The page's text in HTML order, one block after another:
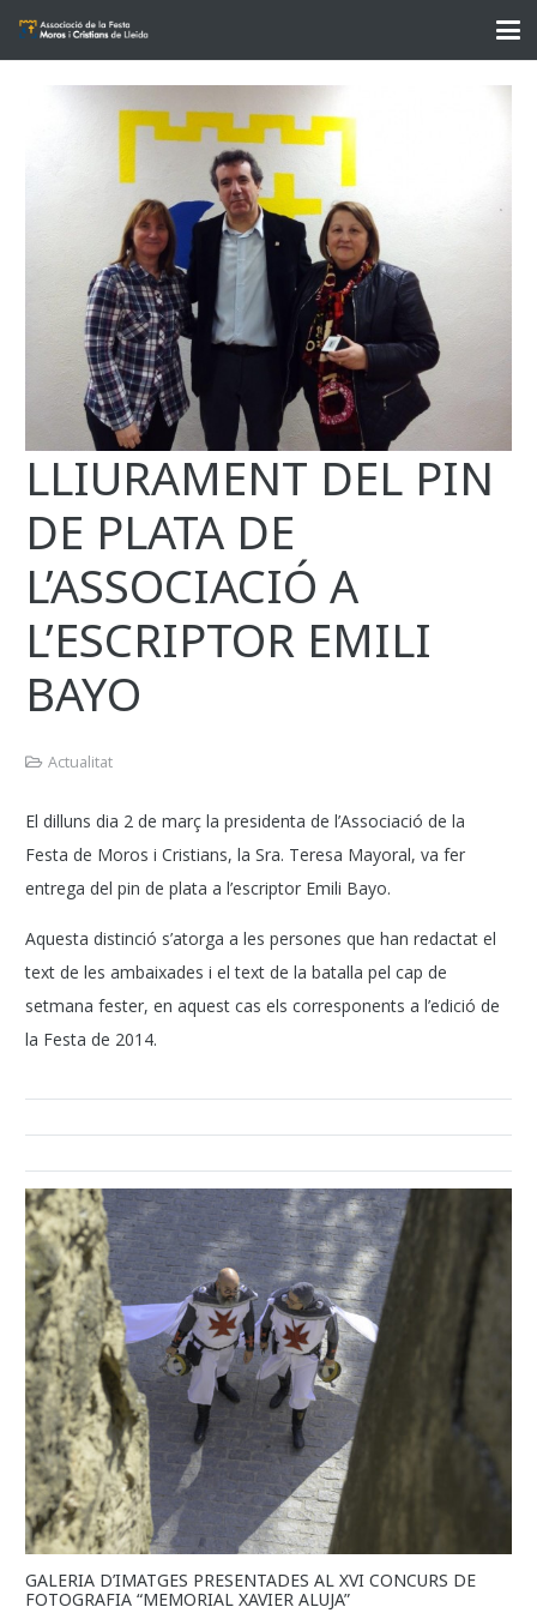
LLIURAMENT DEL PIN
DE PLATA DE
L’ASSOCIACIÓ A
L’ESCRIPTOR EMILI
BAYO
Actualitat
El dilluns dia 2 de març la presidenta de l’Associació de la
Festa de Moros i Cristians, la Sra. Teresa Mayoral, va fer
entrega del pin de plata a l’escriptor Emili Bayo.
Aquesta distinció s’atorga a les persones que han redactat el
text de les ambaixades i el text de la batalla pel cap de
setmana fester, en aquest cas els corresponents a l’edició de
la Festa de 2014.
GALERIA D’IMATGES PRESENTADES AL XVI CONCURS DE
FOTOGRAFIA “MEMORIAL XAVIER ALUJA”